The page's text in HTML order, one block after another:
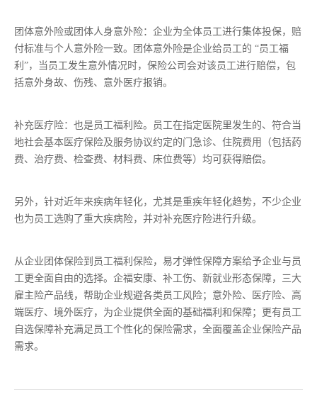
团体意外险或团体人身意外险：企业为全体员工进行集体投保，赔
付标准与个人意外险一致。团体意外险是企业给员工的 “员工福
利”，当员工发生意外情况时，保险公司会对该员工进行赔偿，包
括意外身故、伤残、意外医疗报销。
补充医疗险：也是员工福利险。员工在指定医院里发生的、符合当
地社会基本医疗保险及服务协议约定的门急诊、住院费用（包括药
费、治疗费、检查费、材料费、床位费等）均可获得赔偿。
另外，针对近年来疾病年轻化，尤其是重疾年轻化趋势，不少企业
也为员工选购了重大疾病险，并对补充医疗险进行升级。
从企业团体保险到员工福利保险，易才弹性保障方案给予企业与员
工更全面自由的选择。企福安康、补工伤、新就业形态保障，三大
雇主险产品线，帮助企业规避各类员工风险；意外险、医疗险、高
端医疗、境外医疗，为企业提供全面的基础福利和保障；更有员工
自选保障补充满足员工个性化的保险需求，全面覆盖企业保险产品
需求。